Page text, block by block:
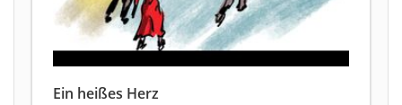
Ein heißes Herz